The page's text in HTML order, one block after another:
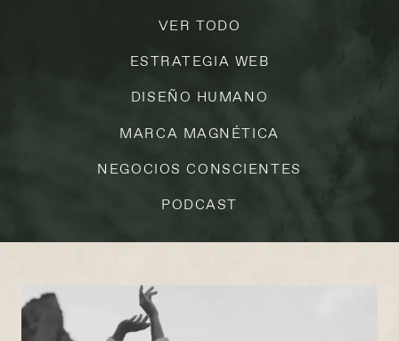
VER TODO
ESTRATEGIA WEB
DISEÑO HUMANO
MARCA MAGNÉTICA
NEGOCIOS CONSCIENTES
PODCAST